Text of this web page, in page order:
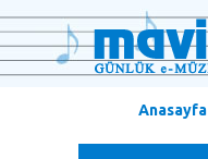
Anasayfa